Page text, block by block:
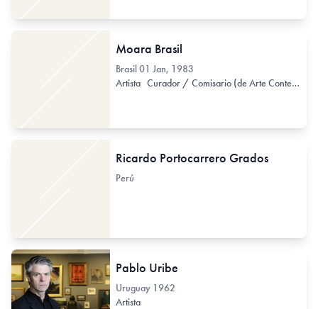
Moara Brasil
Brasil01 Jan, 1983
Artista Curador / Comisario (de Arte Contemporáneo)
Ricardo Portocarrero Grados
Perú
Pablo Uribe
Uruguay 1962
Artista